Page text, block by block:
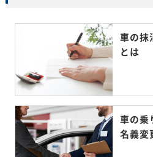
車の抹
とは
車の乗
名義変